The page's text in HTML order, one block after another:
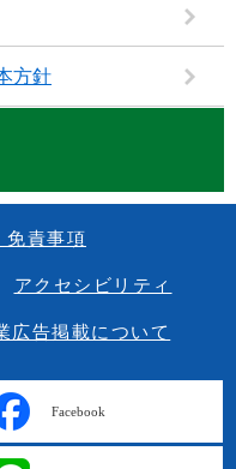
方針
免責事項
アクセシビリティ
広告掲載について
Facebook